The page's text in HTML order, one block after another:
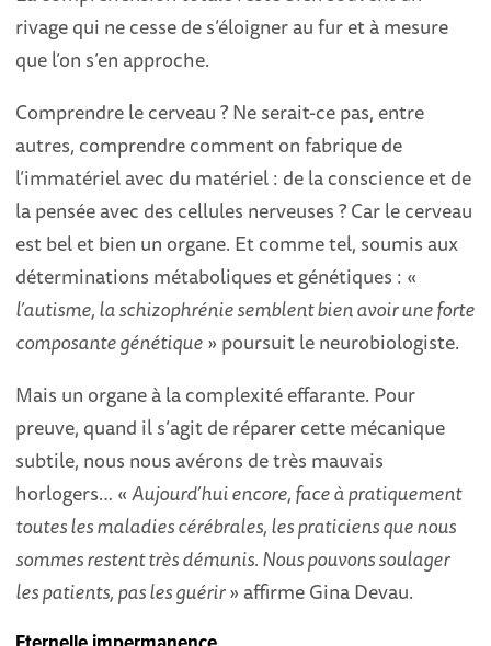
rivage qui ne cesse de s’éloigner au fur et à mesure
que l’on s’en approche.
Comprendre le cerveau ? Ne serait-ce pas, entre
autres, comprendre comment on fabrique de
l’immatériel avec du matériel : de la conscience et de
la pensée avec des cellules nerveuses ? Car le cerveau
est bel et bien un organe. Et comme tel, soumis aux
déterminations métaboliques et génétiques : «
l’autisme, la schizophrénie semblent bien avoir une forte
composante génétique» poursuit le neurobiologiste.
Mais un organe à la complexité effarante. Pour
preuve, quand il s’agit de réparer cette mécanique
subtile, nous nous avérons de très mauvais
horlogers… «Aujourd’hui encore, face à pratiquement
toutes les maladies cérébrales, les praticiens que nous
sommes restent très démunis. Nous pouvons soulager
les patients, pas les guérir» affirme Gina Devau.